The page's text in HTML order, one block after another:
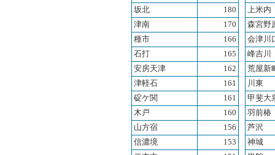
坂北
180
津南
170
種市
166
石打
165
安房天津
162
津軽石
161
碇ケ関
161
木戸
160
山方宿
156
信濃境
153
上米内
森宮野
会津川
峰吉川
荒屋新
川東
甲斐大
羽前椿
芦沢
神城